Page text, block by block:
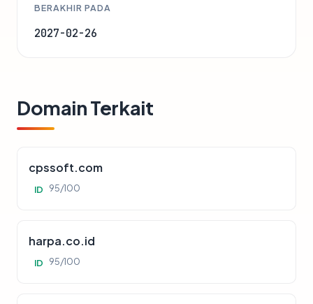
BERAKHIR PADA
2027-02-26
Domain Terkait
cpssoft.com
ID 95/100
harpa.co.id
ID 95/100